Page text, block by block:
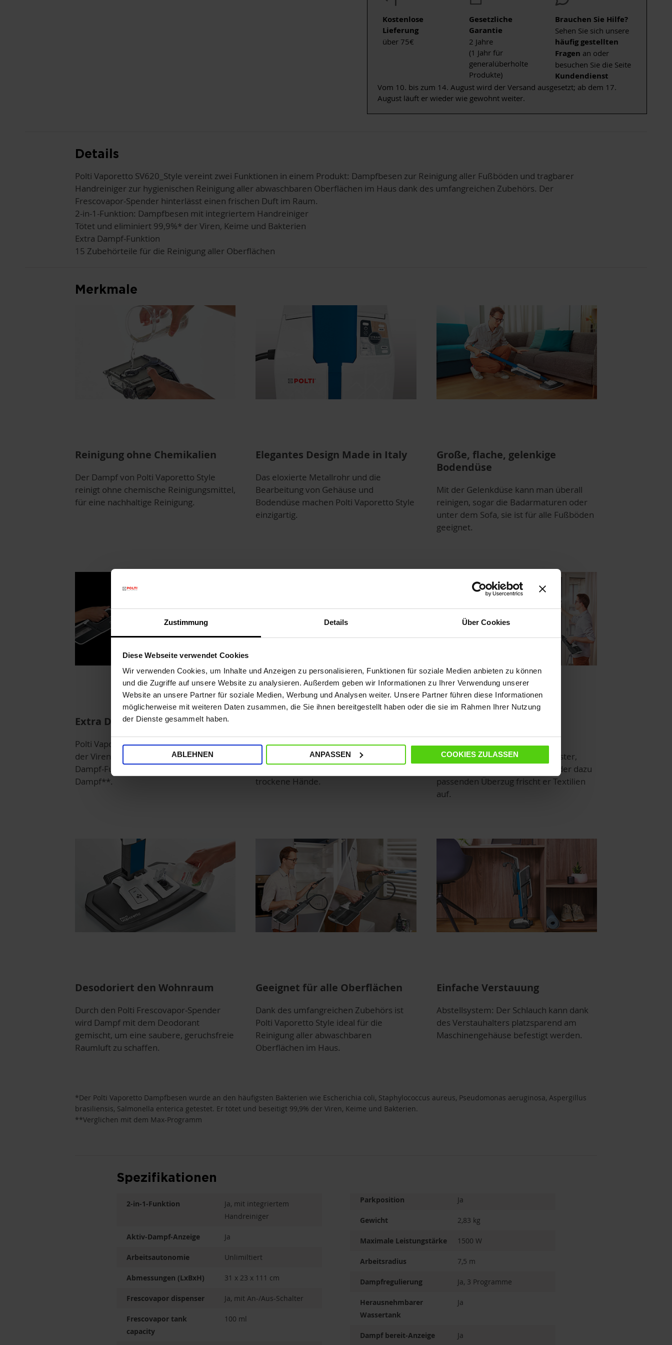
Zustimmung Details Über Cookies
Diese Webseite verwendet Cookies
Wir verwenden Cookies, um Inhalte und Anzeigen zu personalisieren, Funktionen für soziale Medien anbieten zu können
und die Zugriffe auf unsere Website zu analysieren. Außerdem geben wir Informationen zu Ihrer Verwendung unserer
Website an unsere Partner für soziale Medien, Werbung und Analysen weiter. Unsere Partner führen diese Informationen
möglicherweise mit weiteren Daten zusammen, die Sie ihnen bereitgestellt haben oder die sie im Rahmen Ihrer Nutzung
der Dienste gesammelt haben.
ABLEHNEN ANPASSEN COOKIES ZULASSEN
Kostenlose
Lieferung
über 75€
Gesetzliche
Garantie
2 Jahre
(1 Jahr für
generalüberholte
Produkte)
Brauchen Sie Hilfe?
Sehen Sie sich unsere
häufig gestellten
Fragen an oder
besuchen Sie die Seite
Kundendienst
Vom 10. bis zum 14. August wird der Versand ausgesetzt; ab dem 17.
August läuft er wieder wie gewohnt weiter.
Details
Polti Vaporetto SV620_Style vereint zwei Funktionen in einem Produkt: Dampfbesen zur Reinigung aller Fußböden und tragbarer
Handreiniger zur hygienischen Reinigung aller abwaschbaren Oberflächen im Haus dank des umfangreichen Zubehörs. Der
Frescovapor-Spender hinterlässt einen frischen Duft im Raum.
2-in-1-Funktion: Dampfbesen mit integriertem Handreiniger
Tötet und eliminiert 99,9%* der Viren, Keime und Bakterien
Extra Dampf-Funktion
15 Zubehörteile für die Reinigung aller Oberflächen
Merkmale
Reinigung ohne Chemikalien
Der Dampf von Polti Vaporetto Style
reinigt ohne chemische Reinigungsmittel,
für eine nachhaltige Reinigung.
Elegantes Design Made in Italy
Das eloxierte Metallrohr und die
Bearbeitung von Gehäuse und
Bodendüse machen Polti Vaporetto Style
einzigartig.
Große, flache, gelenkige
Bodendüse
Mit der Gelenkdüse kann man überall
reinigen, sogar die Badarmaturen oder
unter dem Sofa, sie ist für alle Fußböden
geeignet.
Extra Dampf-Funktion
Polti Vaporetto Style beseitigt 99,9 %*
der Viren, Keime und Bakterien, die Extra
Dampf-Funktion erzeugt 50 % stärkeren
Dampf**.
Das System zum Auftragen und
Entfernen des Tuchs durch einen
trockene Hände.
Polstermöbel auf
Der Abzieheraufsatz reinigt Fenster,
Spiegel und Duschkabinen; mit der dazu
passenden Überzug frischt er Textilien
auf.
Desodoriert den Wohnraum
Durch den Polti Frescovapor-Spender
wird Dampf mit dem Deodorant
gemischt, um eine saubere, geruchsfreie
Raumluft zu schaffen.
Geeignet für alle Oberflächen
Dank des umfangreichen Zubehörs ist
Polti Vaporetto Style ideal für die
Reinigung aller abwaschbaren
Oberflächen im Haus.
Einfache Verstauung
Abstellsystem: Der Schlauch kann dank
des Verstauhalters platzsparend am
Maschinengehäuse befestigt werden.
*Der Polti Vaporetto Dampfbesen wurde an den häufigsten Bakterien wie Escherichia coli, Staphylococcus aureus, Pseudomonas aeruginosa, Aspergillus
brasiliensis, Salmonella enterica getestet. Er tötet und beseitigt 99,9% der Viren, Keime und Bakterien.
**Verglichen mit dem Max-Programm
Spezifikationen
2-in-1-Funktion
Ja, mit integriertem
Handreiniger
Aktiv-Dampf-Anzeige Ja
Arbeitsautonomie Unlimiltiert
Abmessungen (LxBxH) 31 x 23 x 111 cm
Frescovapor dispenser Ja, mit An-/Aus-Schalter
Frescovapor tank
capacity
100 ml
Parkposition Ja
Gewicht 2,83 kg
Maximale Leistungstärke 1500 W
Arbeitsradius 7,5 m
Dampfregulierung Ja, 3 Programme
Herausnehmbarer
Wassertank
Ja
Dampf bereit-Anzeige Ja